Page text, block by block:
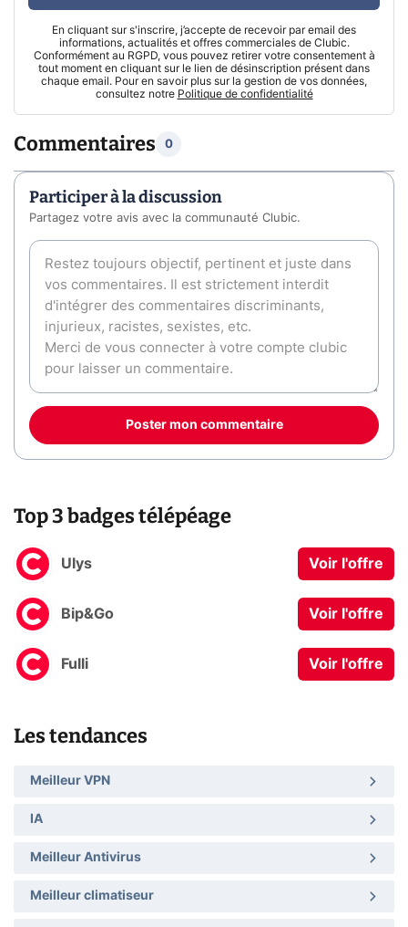
En cliquant sur s'inscrire, j’accepte de recevoir par email des
informations, actualités et offres commerciales de Clubic.
Conformément au RGPD, vous pouvez retirer votre consentement à
tout moment en cliquant sur le lien de désinscription présent dans
chaque email. Pour en savoir plus sur la gestion de vos données,
consultez notre Politique de confidentialité
Commentaires 0
Participer à la discussion
Partagez votre avis avec la communauté Clubic.
Poster mon commentaire
Top 3 badges télépéage
Ulys Voir l'offre
Bip&Go Voir l'offre
Fulli Voir l'offre
Les tendances
Meilleur VPN
IA
Meilleur Antivirus
Meilleur climatiseur